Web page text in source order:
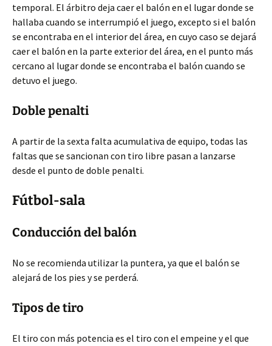
temporal. El árbitro deja caer el balón en el lugar donde se
hallaba cuando se interrumpió el juego, excepto si el balón
se encontraba en el interior del área, en cuyo caso se dejará
caer el balón en la parte exterior del área, en el punto más
cercano al lugar donde se encontraba el balón cuando se
detuvo el juego.
Doble penalti
A partir de la sexta falta acumulativa de equipo, todas las
faltas que se sancionan con tiro libre pasan a lanzarse
desde el punto de doble penalti.
Fútbol-sala
Conducción del balón
No se recomienda utilizar la puntera, ya que el balón se
alejará de los pies y se perderá.
Tipos de tiro
El tiro con más potencia es el tiro con el empeine y el que